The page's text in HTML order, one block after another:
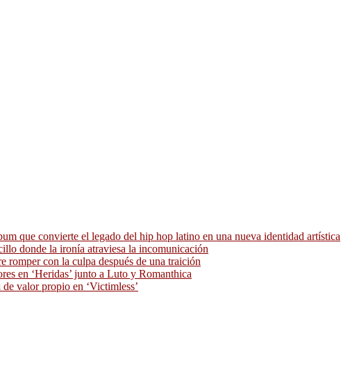
que convierte el legado del hip hop latino en una nueva identidad artística
donde la ironía atraviesa la incomunicación
romper con la culpa después de una traición
en ‘Heridas’ junto a Luto y Romanthica
valor propio en ‘Victimless’